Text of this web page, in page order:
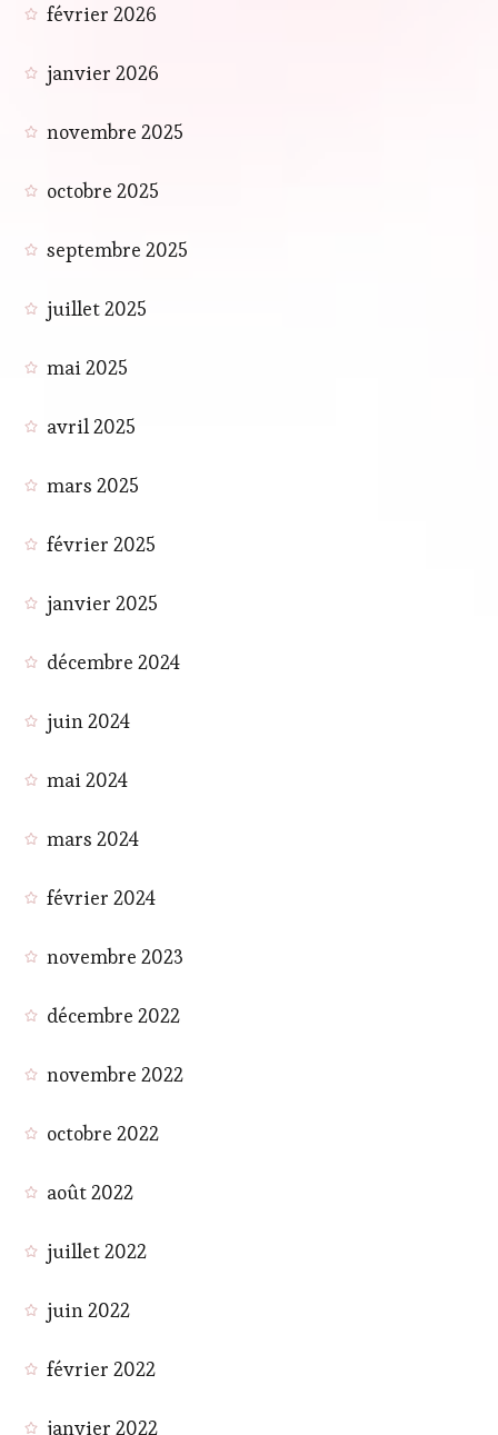
février 2026
janvier 2026
novembre 2025
octobre 2025
septembre 2025
juillet 2025
mai 2025
avril 2025
mars 2025
février 2025
janvier 2025
décembre 2024
juin 2024
mai 2024
mars 2024
février 2024
novembre 2023
décembre 2022
novembre 2022
octobre 2022
août 2022
juillet 2022
juin 2022
février 2022
janvier 2022